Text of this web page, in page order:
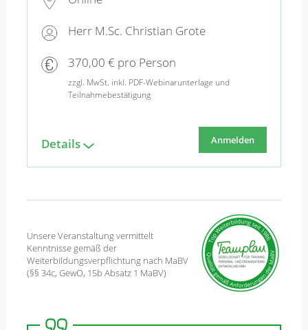
Herr M.Sc. Christian Grote
370,00 € pro Person
zzgl. MwSt. inkl. PDF-Webinarunterlage und
Teilnahmebestätigung
Details Anmelden
Unsere Veranstaltung vermittelt
Kenntnisse gemäß der
Weiterbildungsverpflichtung nach MaBV
(§§ 34c, GewO, 15b Absatz 1 MaBV)